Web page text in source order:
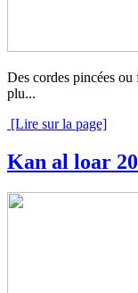
Des cordes pincées
plu...
[Lire sur la page]
Kan al loar